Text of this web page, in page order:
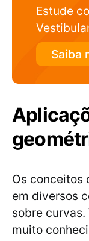
Estude
Saiba
Os conceitos
em diversos
sobre curvas.
muito